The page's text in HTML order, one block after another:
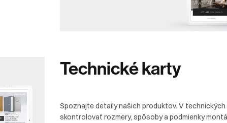
Technickékarty
Spoznajte detaily našich produktov. V
skontrolovať rozmery, spôsoby a podmienky